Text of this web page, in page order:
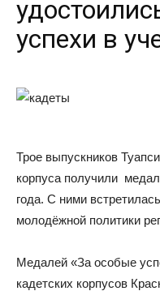
успехи в
Трое выпускников
корпуса получили
года. С ними
молодёжной политики
Медалей «За особые
кадетских корпусов